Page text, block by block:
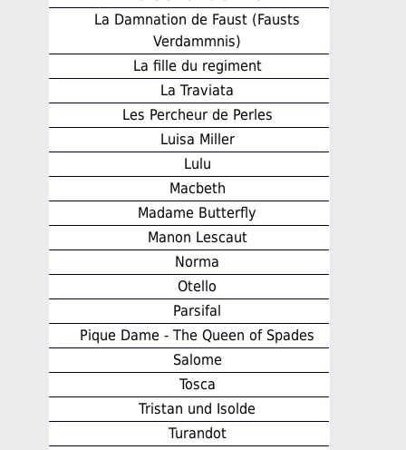
La Damnation de Faust (Fausts
Verdammnis)
La fille du regiment
La Traviata
Les Percheur de Perles
Luisa Miller
Lulu
Macbeth
Madame Butterfly
Manon Lescaut
Norma
Otello
Parsifal
Pique Dame - The Queen of Spades
Salome
Tosca
Tristan und Isolde
Turandot